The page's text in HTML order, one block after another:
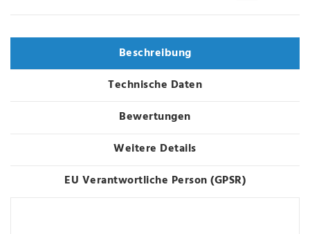
Beschreibung
Technische Daten
Bewertungen
Weitere Details
EU Verantwortliche Person (GPSR)